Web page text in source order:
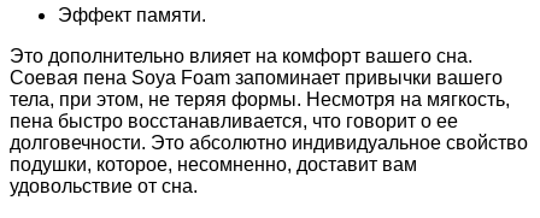
Эффект памяти.
Это дополнительно влияет на комфорт вашего сна.
Соевая пена Soya Foam запоминает привычки вашего
тела, при этом, не теряя формы. Несмотря на мягкость,
пена быстро восстанавливается, что говорит о ее
долговечности. Это абсолютно индивидуальное свойство
подушки, которое, несомненно, доставит вам
удовольствие от сна.